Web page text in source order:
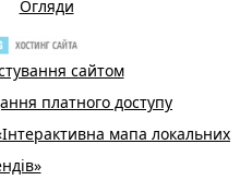
Огляди
сайтом
платного доступу
мапа локальних